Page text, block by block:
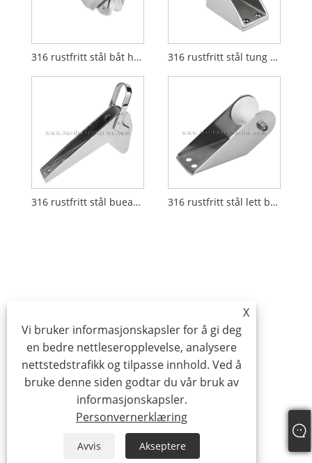
316 rustfritt stål båt hengslet selvlansering av bue-rulle 316 rustfritt stål tung baug ankerrulle
316 rustfritt stål bueankerrulle med metallrulle 316 rustfritt stål lett baug ankerrulle
X
Vi bruker informasjonskapsler for å gi deg
en bedre nettleseropplevelse, analysere
nettstedstrafikk og tilpasse innhold. Ved å
bruke denne siden godtar du vår bruk av
informasjonskapsler.
Personvernerklæring
Avvis Akseptere